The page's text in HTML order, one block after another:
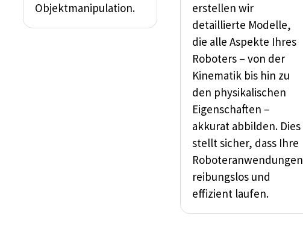
Objektmanipulation.
erstellen wir
detaillierte Modelle,
die alle Aspekte Ihres
Roboters – von der
Kinematik bis hin zu
den physikalischen
Eigenschaften –
akkurat abbilden. Dies
stellt sicher, dass Ihre
Roboteranwendungen
reibungslos und
effizient laufen.